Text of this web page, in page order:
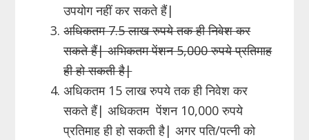
उपयोग नहीं कर सकते हैं|
अधिकतम 7.5 लाख रुपये तक ही निवेश कर
सकते हैं| अभिकतम पेंशन 5,000 रुपये प्रतिमाह
ही हो सकती है|
अधिकतम 15 लाख रुपये तक ही निवेश कर
सकते हैं| अधिकतम पेंशन 10,000 रुपये
प्रतिमाह ही हो सकती है| अगर पति/पत्नी को